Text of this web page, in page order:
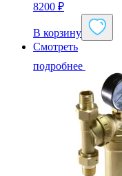
8200 ₽
В корзину
Смотреть
подробнее